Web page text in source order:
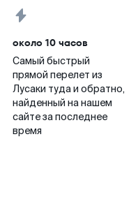
около 10 часов
Самый быстрый
прямой перелет из
Лусаки туда и обратно,
найденный на нашем
сайте за последнее
время